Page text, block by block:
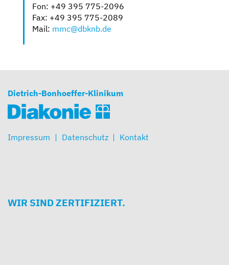
Fon: +49 395 775-2096
Fax: +49 395 775-2089
Mail: mmc@dbknb.de
Dietrich-Bonhoeffer-Klinikum
Impressum Datenschutz Kontakt
WIR SIND ZERTIFIZIERT.